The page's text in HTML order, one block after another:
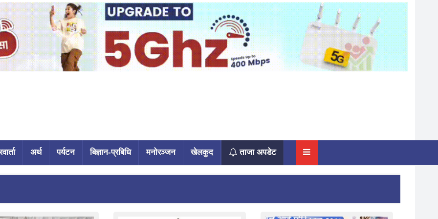
अर्थ पर्यटन बिज्ञान-प्रबिधि मनोरञ्जन खेलकुद ताजा अपडेट